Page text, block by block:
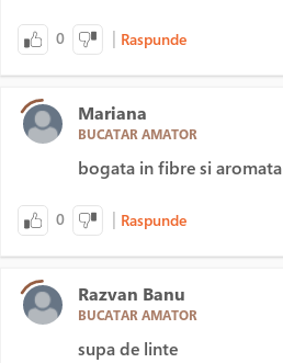
0 | Raspunde
Mariana
BUCATAR AMATOR
bogata in fibre si aromata
0 | Raspunde
Razvan Banu
BUCATAR AMATOR
supa de linte